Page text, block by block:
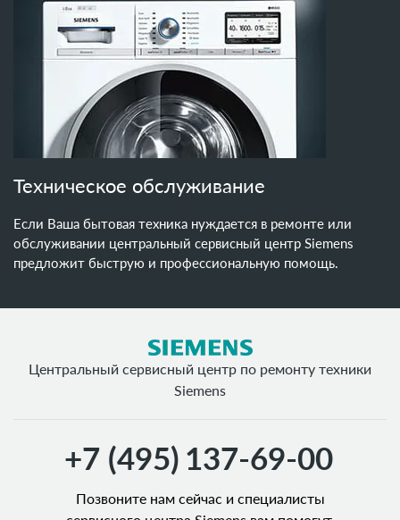
Техническое обслуживание
Если Ваша бытовая техника нуждается в ремонте или
обслуживании центральный сервисный центр Siemens
предложит быструю и профессиональную помощь.
Центральный сервисный центр по ремонту техники
Siemens
+7 (495) 137-69-00
Позвоните нам сейчас и специалисты